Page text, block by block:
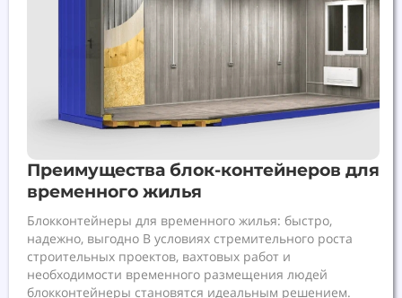
Преимущества блок-контейнеров для
временного жилья
Блокконтейнеры для временного жилья: быстро,
надежно, выгодно В условиях стремительного роста
строительных проектов, вахтовых работ и
необходимости временного размещения людей
блокконтейнеры становятся идеальным решением.